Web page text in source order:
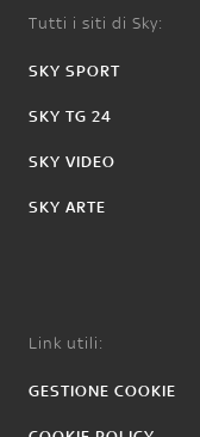
Tutti i siti di Sky:
SKY SPORT
SKY TG 24
SKY VIDEO
SKY ARTE
Link utili:
GESTIONE COOKIE